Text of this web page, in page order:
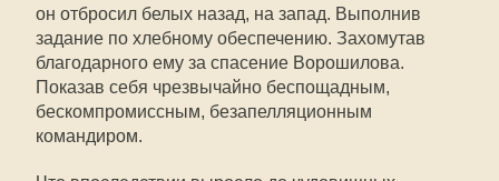
он отбросил белых назад, на запад. Выполнив
задание по хлебному обеспечению. Захомутав
благодарного ему за спасение Ворошилова.
Показав себя чрезвычайно беспощадным,
бескомпромиссным, безапелляционным
командиром.